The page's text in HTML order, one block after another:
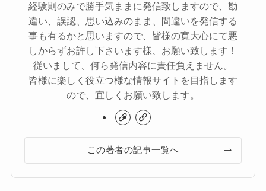
経験則のみで勝手気ままに発信致しますので、勘
違い、誤認、思い込みのまま、間違いを発信する
事も有るかと思いますので、皆様の寛大心にて悪
しからずお許し下さいます様、お願い致します！
従いまして、何ら発信内容に責任負えません。
皆様に楽しく役立つ様な情報サイトを目指します
ので、宜しくお願い致します。
この著者の記事一覧へ